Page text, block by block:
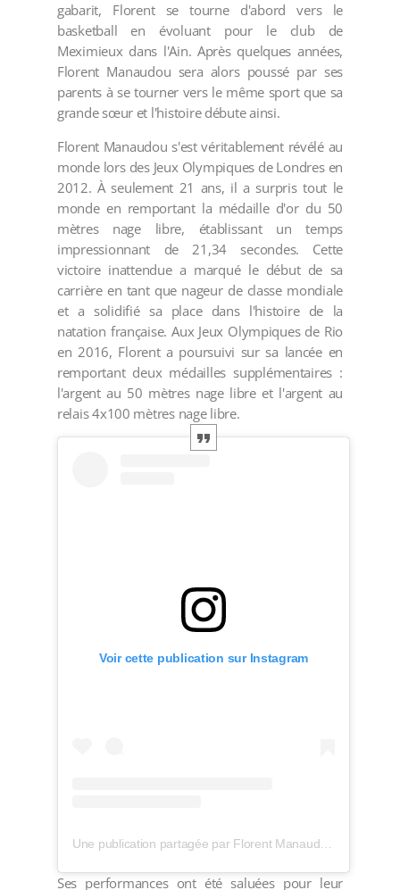
gabarit, Florent se tourne d'abord vers le
basketball en évoluant pour le club de
Meximieux dans l'Ain. Après quelques années,
Florent Manaudou sera alors poussé par ses
parents à se tourner vers le même sport que sa
grande sœur et l'histoire débute ainsi.
Florent Manaudou s'est véritablement révélé au
monde lors des Jeux Olympiques de Londres en
2012. À seulement 21 ans, il a surpris tout le
monde en remportant la médaille d'or du 50
mètres nage libre, établissant un temps
impressionnant de 21,34 secondes. Cette
victoire inattendue a marqué le début de sa
carrière en tant que nageur de classe mondiale
et a solidifié sa place dans l'histoire de la
natation française. Aux Jeux Olympiques de Rio
en 2016, Florent a poursuivi sur sa lancée en
remportant deux médailles supplémentaires :
l'argent au 50 mètres nage libre et l'argent au
relais 4x100 mètres nage libre.
Voir cette publication sur Instagram
Ses performances ont été saluées pour leur